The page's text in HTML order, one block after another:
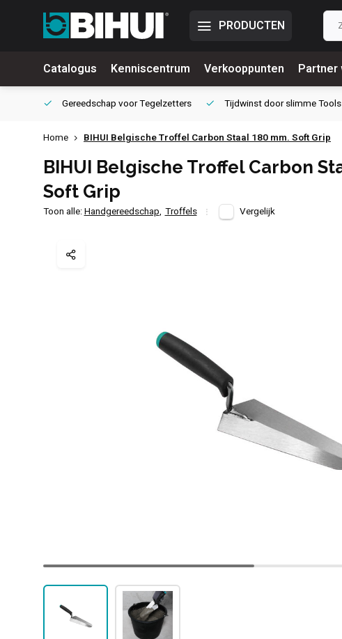
PRODUCTEN
Catalogus Kenniscentrum Verkooppunten Partner
Gereedschap voorTegelzetters Tijdwinst doorslimme Tools
Home BIHUI Belgische Troffel Carbon Staal 180 mm. Soft Grip
BIHUI Belgische Troffel Carbon
Soft Grip
Toon alle:Handgereedschap, Troffels Vergelijk